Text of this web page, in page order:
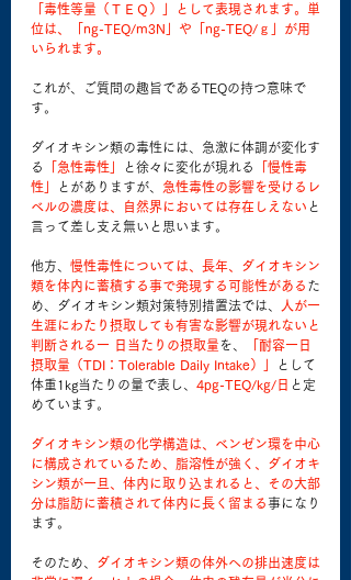
「毒性等量（ＴＥＱ）」として表現されます。単
位は、「ng-TEQ/m3N」や「ng-TEQ/ｇ」が用
いられます。
これが、ご質問の趣旨であるTEQの持つ意味で
す。
ダイオキシン類の毒性には、急激に体調が変化す
る
「急性毒性」 と徐々に変化が現れる
「慢性毒
性」
とがありますが、 急性毒性の影響を受けるレ
ベルの濃度は、自然界においては存在しえない と
言って差し支え無いと思います。
他方、 慢性毒性については、長年、ダイオキシン
類を体内に蓄積する事で発現する可能性がある た
め、ダイオキシン類対策特別措置法では、
人が一
生涯にわたり摂取しても有害な影響が現れないと
判断される一 日当たりの摂取量 を、
「耐容一日
摂取量（TDI：Tolerable Daily Intake）」
として
体重1kg当たりの量で表し、 4pg-TEQ/kg/日 と定
めています。
ダイオキシン類の化学構造は、ベンゼン環を中心
に構成されているため、脂溶性が強く、ダイオキ
シン類が一旦、体内に取り込まれると、その大部
分は脂肪に蓄積されて体内に長く留まる事になり
ます。
そのため、 ダイオキシン類の体外への排出速度は